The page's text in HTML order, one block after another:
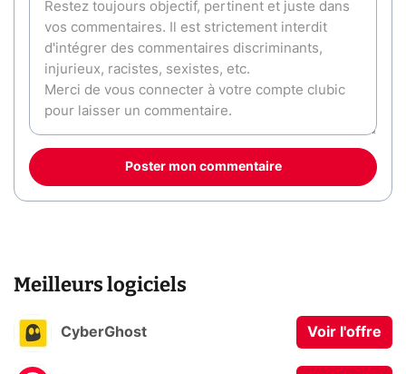
Poster mon commentaire
Meilleurs logiciels
CyberGhost Voir l'offre